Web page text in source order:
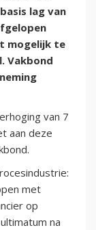
lag van
mogelijk te
Vakbond
van 7
aan deze
met
op
na